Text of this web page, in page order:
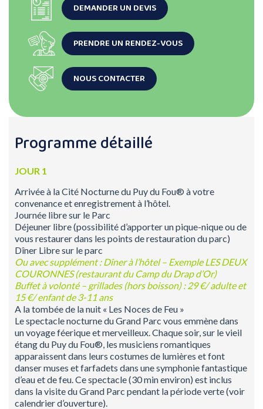
DEMANDER UN DEVIS
PRENDRE UN RENDEZ-VOUS
NOUS CONTACTER
Programme détaillé
JOUR 1
Arrivée à la Cité Nocturne du Puy du Fou® à votre
convenance et enregistrement à l’hôtel.
Journée libre sur le Parc
Déjeuner libre (possibilité d’apporter un pique-nique ou de
vous restaurer dans les points de restauration du parc)
Dîner Libre sur le parc
Ou avec supplément : Dîner à l’hôtel – Exemple LES DEUX
COURONNES (restaurant du Camp du Drap d’Or)
Buffet à volonté – grillades (hors boisson) : 29 €/ adulte et
15 €/ enfant de 3-11 ans
A la tombée de la nuit « Les Noces de Feu »
Le spectacle nocturne du Grand Parc vous emmène dans
un voyage féerique et merveilleux. Chaque soir, sur le vieil
étang du Puy du Fou®, les musiciens romantiques
apparaissent dans leurs costumes de lumières et font
danser muses et farfadets dans une symphonie fantastique
d’eau et de feu. Ce spectacle (30 min environ) est inclus
dans la visite du Grand Parc pendant la période verte (voir
calendrier d’ouverture).